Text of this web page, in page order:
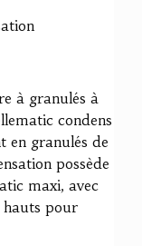
à granulés à
condens
en granulés de
possède
maxi, avec
hauts pour